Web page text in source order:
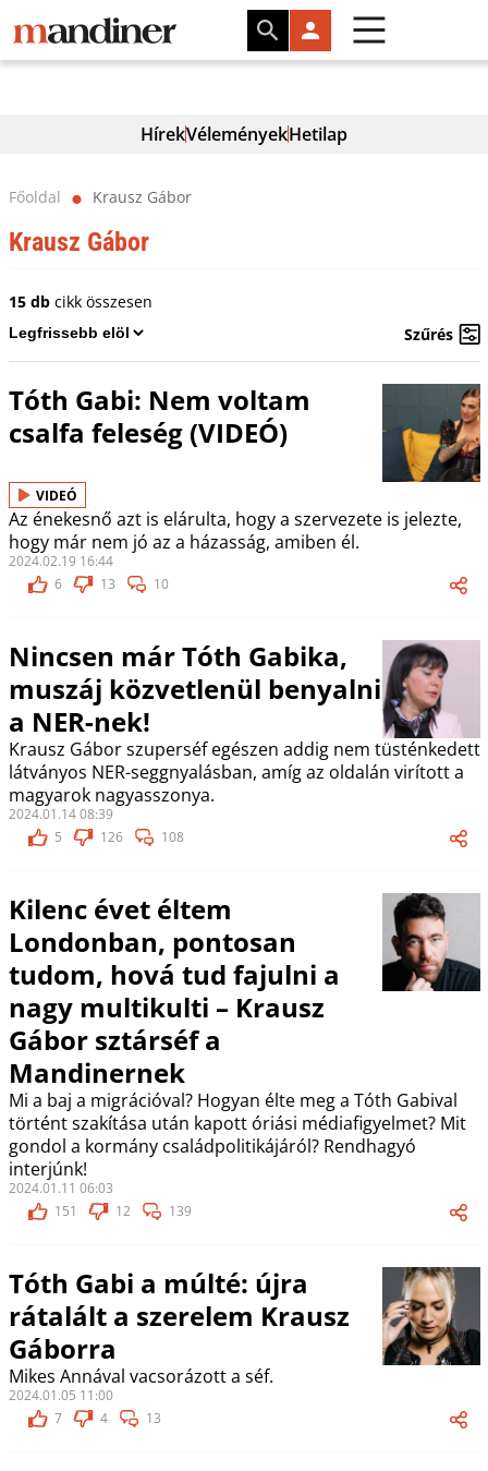
HírekVéleményekHetilap
Főoldal ⬤ Krausz Gábor
Krausz Gábor
15 dbcikk összesen
Szűrés
Tóth Gabi: Nem voltam
csalfa feleség (VIDEÓ)
VIDEÓ
Az énekesnő azt is elárulta, hogy a szervezete is jelezte,
hogy már nem jó az a házasság, amiben él.
2024.02.19 16:44
6
13 10
Nincsen már Tóth Gabika,
muszáj közvetlenül benyalni
a NER-nek!
Krausz Gábor szuperséf egészen addig nem tüsténkedett
látványos NER-seggnyalásban, amíg az oldalán virított a
magyarok nagyasszonya.
2024.01.14 08:39
5
126 108
Kilenc évet éltem
Londonban, pontosan
tudom, hová tud fajulni a
nagy multikulti – Krausz
Gábor sztárséf a
Mandinernek
Mi a baj a migrációval? Hogyan élte meg a Tóth Gabival
történt szakítása után kapott óriási médiafigyelmet? Mit
gondol a kormány családpolitikájáról? Rendhagyó
interjúnk!
2024.01.11 06:03
151
12 139
Tóth Gabi a múlté: újra
rátalált a szerelem Krausz
Gáborra
Mikes Annával vacsorázott a séf.
2024.01.05 11:00
7
4 13